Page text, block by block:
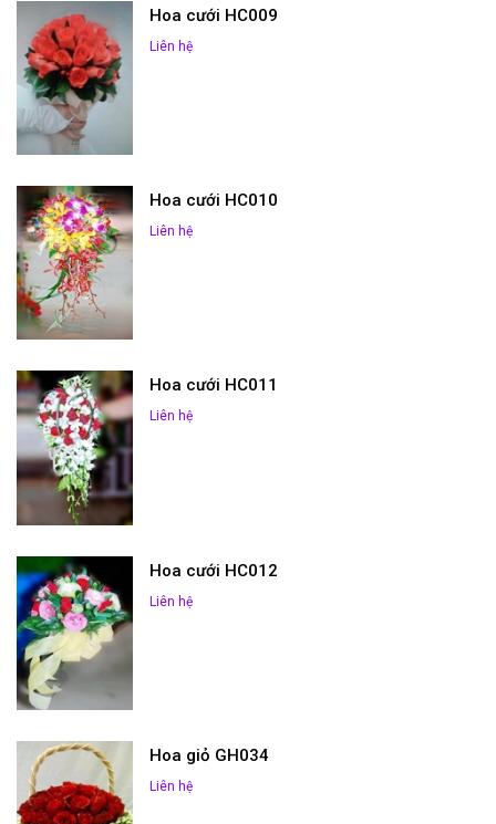
Hoa cưới HC009
Liên hệ
Hoa cưới HC010
Liên hệ
Hoa cưới HC011
Liên hệ
Hoa cưới HC012
Liên hệ
Hoa giỏ GH034
Liên hệ